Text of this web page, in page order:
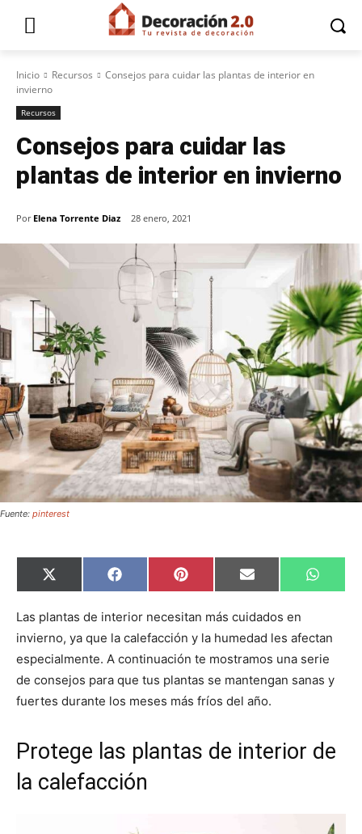
Inicio Recursos
Consejos para cuidar las plantas de interior en
invierno
Recursos
Consejos para cuidar las
plantas de interior en invierno
Por Elena Torrente Diaz 28 enero, 2021
Fuente: pinterest
C
o
p
r
t
i
r
e
n
X
(
w
t
t
e
r
)
C
o
p
r
t
i
r
e
n
F
a
e
o
o
k
C
o
p
r
t
i
r
e
n
P
i
t
r
e
s
t
C
o
p
r
t
i
r
e
n
E
m
i
C
o
r
t
i
r
e
W
h
A
p
p
Las plantas de interior necesitan más cuidados en
invierno, ya que la calefacción y la humedad les afectan
especialmente. A continuación te mostramos una serie
de consejos para que tus plantas se mantengan sanas y
fuertes durante los meses más fríos del año.
Protege las plantas de interior de
la calefacción